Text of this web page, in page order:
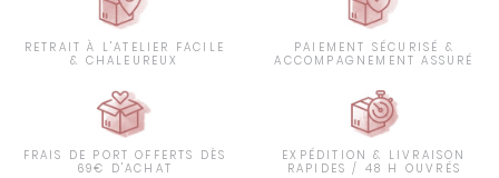
RETRAIT À L'ATELIER FACILE
& CHALEUREUX
PAIEMENT SÉCURISÉ &
ACCOMPAGNEMENT ASSURÉ
FRAIS DE PORT OFFERTS DÈS
69€ D'ACHAT
EXPÉDITION & LIVRAISON
RAPIDES / 48 H OUVRÉS